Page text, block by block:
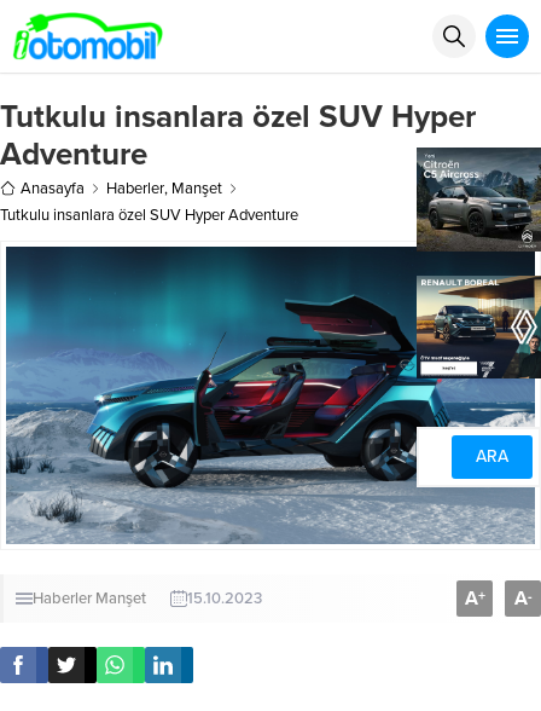
Tutkulu insanlara özel SUV Hyper
Adventure
Anasayfa Haberler, Manşet
Tutkulu insanlara özel SUV Hyper Adventure
Haberler Manşet 15.10.2023 A+ A-